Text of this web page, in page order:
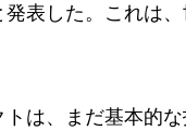
表した。これは
は、まだ基本的